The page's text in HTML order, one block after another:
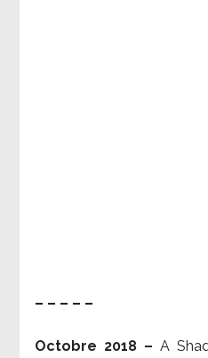
– – – – –
Octobre 2018 – A